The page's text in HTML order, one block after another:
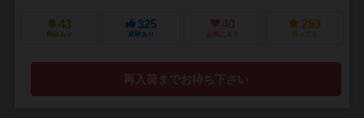
43
興味あり
325
経験あり
40
お気に入り
253
持ってる
再入荷までお待ち下さい